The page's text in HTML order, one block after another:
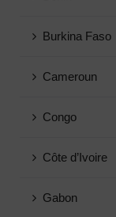
Burkina Faso
Cameroun
Congo
Côte d’Ivoire
Gabon